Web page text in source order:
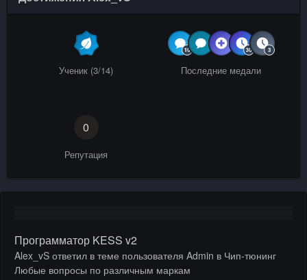
Ученик (3/14) Последние медали
0
Репутация
Программатор KESS v2
Alex_vS ответил в теме пользователя Admin в Чип-тюнинг
Любые вопросы по различным маркам